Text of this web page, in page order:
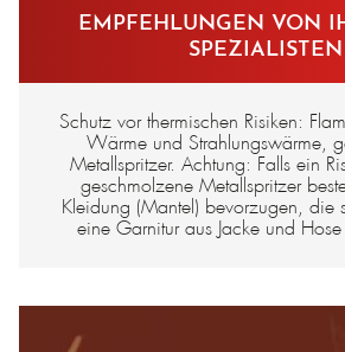
Para-Aramid 500 g/m², Futter aus
Carbon/Para-Aramid 520 g/m², ohne Futter
Carbon/Para-Aramid 520 g/m², Futter aus
(Art.-Nr. E2318-100)
Carbon/Para-Aramid 680 g/m², Futter aus
(Art.-Nr. E2319-100)
EMPFEHLUNGEN VON
SPEZIALISTEN
Schutz vor thermischen Risiken:
Wärme und Strahlungswärme,
Metallspritzer. Achtung: Falls ein
geschmolzene Metallspritzer
Kleidung (Mantel) bevorzugen, die
eine Garnitur aus Jacke und